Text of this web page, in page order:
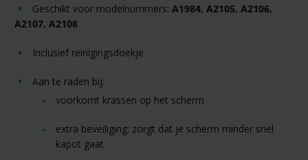
Geschikt voor modelnummers: A1984, A2105, A2106,
A2107, A2108
Inclusief reinigingsdoekje
Aan te raden bij:
voorkomt krassen op het scherm
extra beveiliging: zorgt dat je scherm minder snel
kapot gaat